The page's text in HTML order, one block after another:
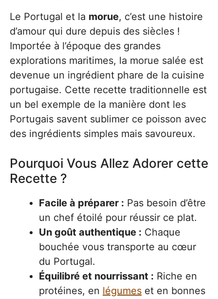
Le Portugal et la morue, c’est une histoire
d’amour qui dure depuis des siècles !
Importée à l’époque des grandes
explorations maritimes, la morue salée est
devenue un ingrédient phare de la cuisine
portugaise. Cette recette traditionnelle est
un bel exemple de la manière dont les
Portugais savent sublimer ce poisson avec
des ingrédients simples mais savoureux.
Pourquoi Vous Allez Adorer cette
Recette ?
Facile à préparer : Pas besoin d’être
un chef étoilé pour réussir ce plat.
Un goût authentique : Chaque
bouchée vous transporte au cœur
du Portugal.
Équilibré et nourrissant : Riche en
protéines, en légumes et en bonnes